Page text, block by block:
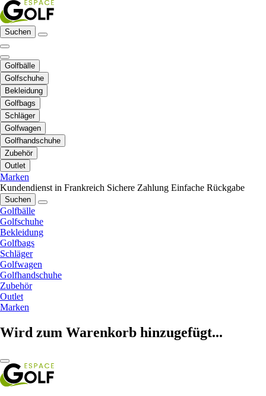
Suchen
Golfbälle
Golfschuhe
Bekleidung
Golfbags
Schläger
Golfwagen
Golfhandschuhe
Zubehör
Outlet
Marken
Kundendienst in Frankreich Sichere Zahlung Einfache Rückgabe
Suchen
Golfbälle
Golfschuhe
Bekleidung
Golfbags
Schläger
Golfwagen
Golfhandschuhe
Zubehör
Outlet
Marken
Wird zum Warenkorb hinzugefügt...